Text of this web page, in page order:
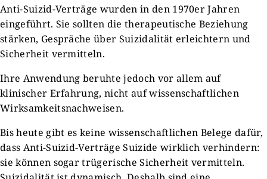
Anti-Suizid-Verträge wurden in den 1970er Jahren
eingeführt. Sie sollten die therapeutische Beziehung
stärken, Gespräche über Suizidalität erleichtern und
Sicherheit vermitteln.
Ihre Anwendung beruhte jedoch vor allem auf
klinischer Erfahrung, nicht auf wissenschaftlichen
Wirksamkeitsnachweisen.
Bis heute gibt es keine wissenschaftlichen Belege dafür,
dass Anti-Suizid-Verträge Suizide wirklich verhindern:
sie können sogar trügerische Sicherheit vermitteln.